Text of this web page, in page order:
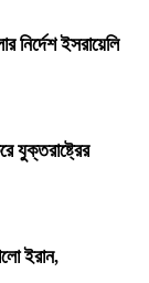
নির্দেশ ইসরায়েলি
যুক্তরাষ্ট্রের
ইরান,